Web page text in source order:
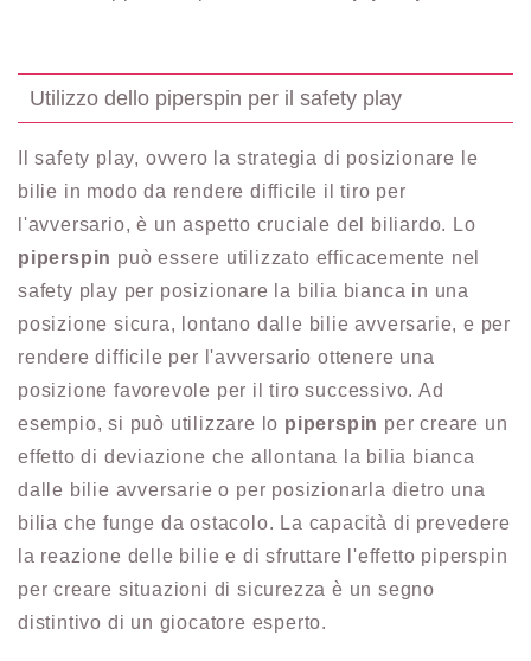
Utilizzo dello piperspin per il safety play
Il safety play, ovvero la strategia di posizionare le
bilie in modo da rendere difficile il tiro per
l'avversario, è un aspetto cruciale del biliardo. Lo
piperspin può essere utilizzato efficacemente nel
safety play per posizionare la bilia bianca in una
posizione sicura, lontano dalle bilie avversarie, e per
rendere difficile per l'avversario ottenere una
posizione favorevole per il tiro successivo. Ad
esempio, si può utilizzare lo piperspin per creare un
effetto di deviazione che allontana la bilia bianca
dalle bilie avversarie o per posizionarla dietro una
bilia che funge da ostacolo. La capacità di prevedere
la reazione delle bilie e di sfruttare l'effetto piperspin
per creare situazioni di sicurezza è un segno
distintivo di un giocatore esperto.